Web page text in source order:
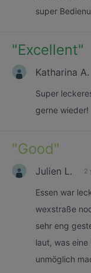
super
"Excellent"
Katharina A.
Super
gerne wieder!
"Good"
Julien L. 2
Essen war
wexstraße
sehr eng
laut, was
unmöglich